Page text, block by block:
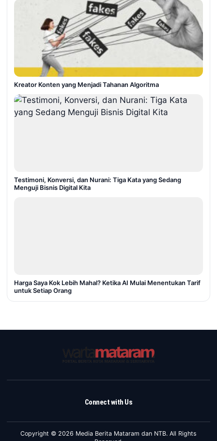
Kreator Konten yang Menjadi Tahanan Algoritma
Testimoni, Konversi, dan Nurani: Tiga Kata yang Sedang
Menguji Bisnis Digital Kita
Harga Saya Kok Lebih Mahal? Ketika AI Mulai Menentukan Tarif
untuk Setiap Orang
Connect with Us
Copyright © 2026 Media Berita Mataram dan NTB. All Rights